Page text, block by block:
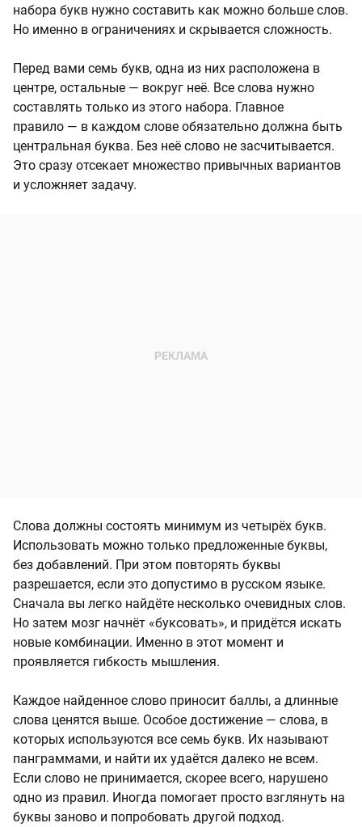
набора букв нужно составить как можно больше слов.
Но именно в ограничениях и скрывается сложность.
Перед вами семь букв, одна из них расположена в
центре, остальные — вокруг неё. Все слова нужно
составлять только из этого набора. Главное
правило — в каждом слове обязательно должна быть
центральная буква. Без неё слово не засчитывается.
Это сразу отсекает множество привычных вариантов
и усложняет задачу.
Слова должны состоять минимум из четырёх букв.
Использовать можно только предложенные буквы,
без добавлений. При этом повторять буквы
разрешается, если это допустимо в русском языке.
Сначала вы легко найдёте несколько очевидных слов.
Но затем мозг начнёт «буксовать», и придётся искать
новые комбинации. Именно в этот момент и
проявляется гибкость мышления.
Каждое найденное слово приносит баллы, а длинные
слова ценятся выше. Особое достижение — слова, в
которых используются все семь букв. Их называют
панграммами, и найти их удаётся далеко не всем.
Если слово не принимается, скорее всего, нарушено
одно из правил. Иногда помогает просто взглянуть на
буквы заново и попробовать другой подход.